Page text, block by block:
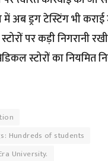
में अब ड्रग टेस्टिंग भी कराई
पर कड़ी निगरानी
स्टोरों का नियमित
Hundreds of students
University.